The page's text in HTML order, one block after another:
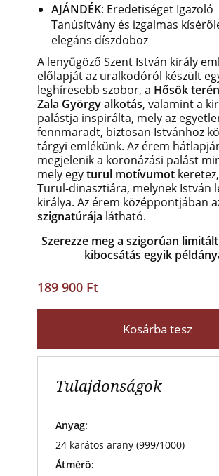
AJÁNDÉK: Eredetiséget Igazoló
Tanúsítvány és izgalmas
elegáns díszdoboz
A lenyűgöző Szent István király
előlapját az uralkodóról készült
leghíresebb szobor, a Hősök
Zala György alkotás, valamint a
palástja inspirálta, mely az
fennmaradt, biztosan Istvánhoz
tárgyi emlékünk. Az érem
megjelenik a koronázási palást
mely egyturul motívumot
Turul-dinasztiára, melynek István
királya. Az érem középpontjában
szignatúrája látható.
Szerezze meg a szigorúan
kibocsátás egyik
189 900 Ft
Kosárba tesz
Tulajdonságok
Anyag:
24 karátos arany (999/1000)
Átmérő: